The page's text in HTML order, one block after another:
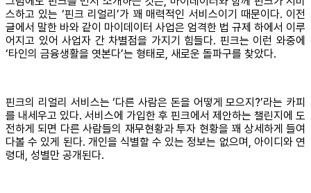
스하고 있는 ‘핀크 리얼리’가 꽤 매력적인 서비스이기 때문이다. 이전
글에서 말한 바와 같이 마이데이터 사업은 엄격한 법 규제 하에서 이루
어지고 있어 사업자 간 차별점을 가지기 힘들다. 핀크는 이런 와중에
‘타인의 금융생활을 엿본다’는 형태로, 새로운 돌파구를 찾았다.
핀크의 리얼리 서비스는 ‘다른 사람은 돈을 어떻게 모으지?’라는 카피
를 내세우고 있다. 서비스에 가입한 후 핀크에서 제안하는 챌린지에 도
전하게 되면 다른 사람들의 재무현황과 투자 현황을 꽤 상세하게 들여
다볼 수 있게 된다. 개인을 식별할 수 있는 정보는 없으며, 아이디와 연
령대, 성별만 공개된다.